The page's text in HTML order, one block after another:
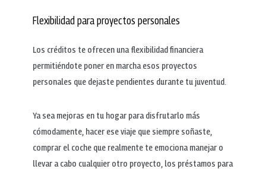
Flexibilidad para proyectos personales
Los créditos te ofrecen una flexibilidad financiera
permitiéndote poner en marcha esos proyectos
personales que dejaste pendientes durante tu juventud.
Ya sea mejoras en tu hogar para disfrutarlo más
cómodamente, hacer ese viaje que siempre soñaste,
comprar el coche que realmente te emociona manejar o
llevar a cabo cualquier otro proyecto, los préstamos para